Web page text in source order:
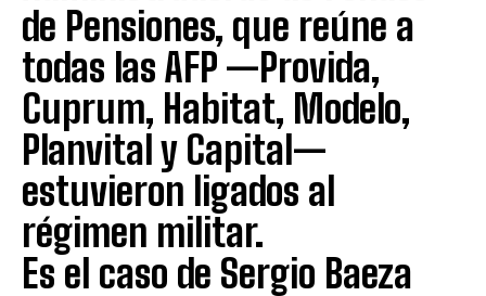
de Pensiones, que reúne a
todas las AFP —Provida,
Cuprum, Habitat, Modelo,
Planvital y Capital—
estuvieron ligados al
régimen militar.
Es el caso de Sergio Baeza